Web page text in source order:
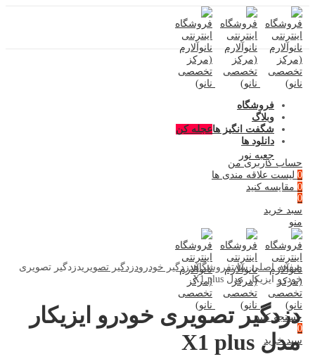
فروشگاه
وبلاگ
شگفت انگیز هاعجله کن
دانلود ها
حساب کاربری من
0 لیست علاقه مندی ها
0 مقایسه کنید
0
سبد خرید
منو
جستجو کنید
0
سبد خرید
جعبه نور
صفحه اصلی سایتفروشگاهدزدگیر خودرودزدگیر تصویریدزدگیر تصویری
خودرو ایزیکار مدل X1 plus
دزدگیر تصویری خودرو ایزیکار
مدل X1 plus